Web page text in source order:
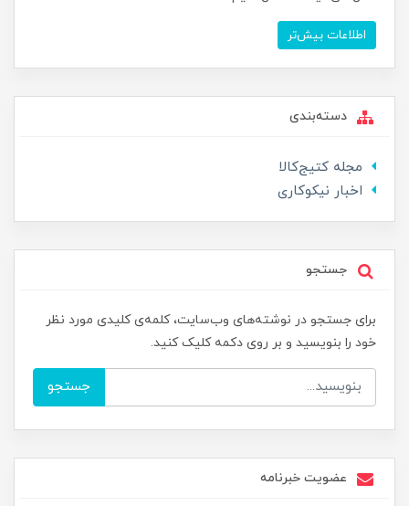
اطلاعات بیش‌تر
دسته‌بندی
مجله کتیج‌کالا
اخبار نیکوکاری
جستجو
برای جستجو در نوشته‌های وب‌سایت، کلمه‌ی کلیدی مورد نظر
خود را بنویسید و بر روی دکمه کلیک کنید.
جستجو
عضویت خبرنامه